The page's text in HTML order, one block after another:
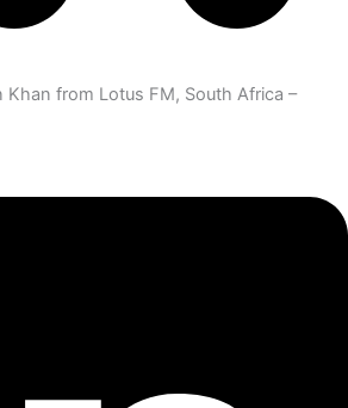
Khan from Lotus FM, South Africa –